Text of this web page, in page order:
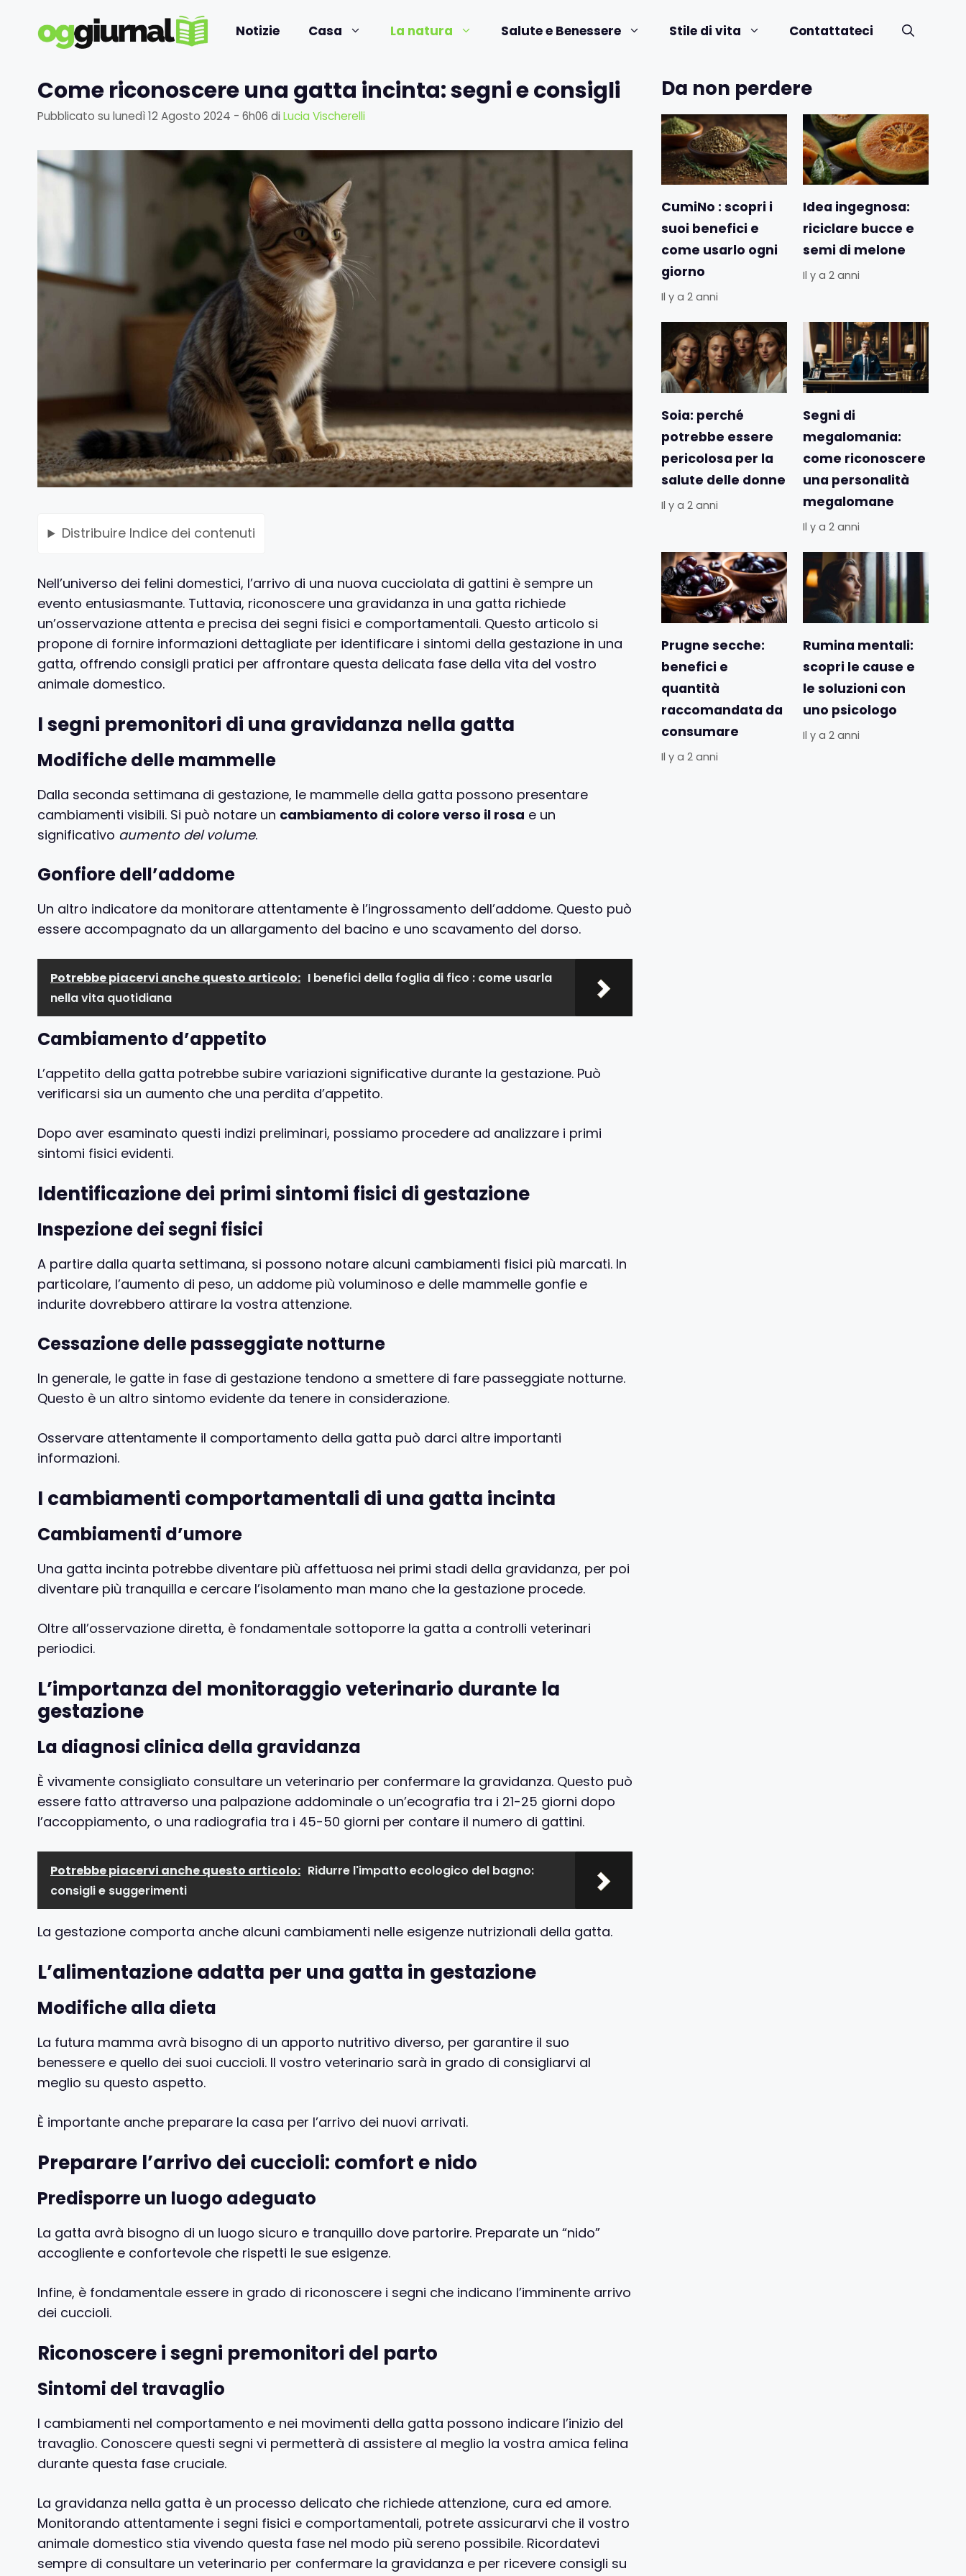
contenuto
Notizie Casa La natura Salute e Benessere Stile di vita Contattateci
Come riconoscere una gatta incinta: segni e consigli
Pubblicato su lunedì 12 Agosto 2024 - 6h06 di Lucia Vischerelli
Distribuire Indice dei contenuti
Nell’universo dei felini domestici, l’arrivo di una nuova cucciolata di gattini è sempre un
evento entusiasmante. Tuttavia, riconoscere una gravidanza in una gatta richiede
un’osservazione attenta e precisa dei segni fisici e comportamentali. Questo articolo si
propone di fornire informazioni dettagliate per identificare i sintomi della gestazione in una
gatta, offrendo consigli pratici per affrontare questa delicata fase della vita del vostro
animale domestico.
I segni premonitori di una gravidanza nella gatta
Modifiche delle mammelle
Dalla seconda settimana di gestazione, le mammelle della gatta possono presentare
cambiamenti visibili. Si può notare un cambiamento di colore verso il rosa e un
significativo aumento del volume.
Gonfiore dell’addome
Un altro indicatore da monitorare attentamente è l’ingrossamento dell’addome. Questo può
essere accompagnato da un allargamento del bacino e uno scavamento del dorso.
Potrebbe piacervi anche questo articolo: I benefici della foglia di fico : come usarla
nella vita quotidiana
Cambiamento d’appetito
L’appetito della gatta potrebbe subire variazioni significative durante la gestazione. Può
verificarsi sia un aumento che una perdita d’appetito.
Dopo aver esaminato questi indizi preliminari, possiamo procedere ad analizzare i primi
sintomi fisici evidenti.
Identificazione dei primi sintomi fisici di gestazione
Inspezione dei segni fisici
A partire dalla quarta settimana, si possono notare alcuni cambiamenti fisici più marcati. In
particolare, l’aumento di peso, un addome più voluminoso e delle mammelle gonfie e
indurite dovrebbero attirare la vostra attenzione.
Cessazione delle passeggiate notturne
In generale, le gatte in fase di gestazione tendono a smettere di fare passeggiate notturne.
Questo è un altro sintomo evidente da tenere in considerazione.
Osservare attentamente il comportamento della gatta può darci altre importanti
informazioni.
I cambiamenti comportamentali di una gatta incinta
Cambiamenti d’umore
Una gatta incinta potrebbe diventare più affettuosa nei primi stadi della gravidanza, per poi
diventare più tranquilla e cercare l’isolamento man mano che la gestazione procede.
Oltre all’osservazione diretta, è fondamentale sottoporre la gatta a controlli veterinari
periodici.
L’importanza del monitoraggio veterinario durante la
gestazione
La diagnosi clinica della gravidanza
È vivamente consigliato consultare un veterinario per confermare la gravidanza. Questo può
essere fatto attraverso una palpazione addominale o un’ecografia tra i 21-25 giorni dopo
l’accoppiamento, o una radiografia tra i 45-50 giorni per contare il numero di gattini.
Potrebbe piacervi anche questo articolo: Ridurre l'impatto ecologico del bagno:
consigli e suggerimenti
La gestazione comporta anche alcuni cambiamenti nelle esigenze nutrizionali della gatta.
L’alimentazione adatta per una gatta in gestazione
Modifiche alla dieta
La futura mamma avrà bisogno di un apporto nutritivo diverso, per garantire il suo
benessere e quello dei suoi cuccioli. Il vostro veterinario sarà in grado di consigliarvi al
meglio su questo aspetto.
È importante anche preparare la casa per l’arrivo dei nuovi arrivati.
Preparare l’arrivo dei cuccioli: comfort e nido
Predisporre un luogo adeguato
La gatta avrà bisogno di un luogo sicuro e tranquillo dove partorire. Preparate un “nido”
accogliente e confortevole che rispetti le sue esigenze.
Infine, è fondamentale essere in grado di riconoscere i segni che indicano l’imminente arrivo
dei cuccioli.
Riconoscere i segni premonitori del parto
Sintomi del travaglio
I cambiamenti nel comportamento e nei movimenti della gatta possono indicare l’inizio del
travaglio. Conoscere questi segni vi permetterà di assistere al meglio la vostra amica felina
durante questa fase cruciale.
La gravidanza nella gatta è un processo delicato che richiede attenzione, cura ed amore.
Monitorando attentamente i segni fisici e comportamentali, potrete assicurarvi che il vostro
animale domestico stia vivendo questa fase nel modo più sereno possibile. Ricordatevi
sempre di consultare un veterinario per confermare la gravidanza e per ricevere consigli su
Da non perdere
CumiNo : scopri i
suoi benefici e
come usarlo ogni
giorno
Il y a 2 anni
Idea ingegnosa:
riciclare bucce e
semi di melone
Il y a 2 anni
Soia: perché
potrebbe essere
pericolosa per la
salute delle donne
Il y a 2 anni
Segni di
megalomania:
come riconoscere
una personalità
megalomane
Il y a 2 anni
Prugne secche:
benefici e
quantità
raccomandata da
consumare
Il y a 2 anni
Rumina mentali:
scopri le cause e
le soluzioni con
uno psicologo
Il y a 2 anni